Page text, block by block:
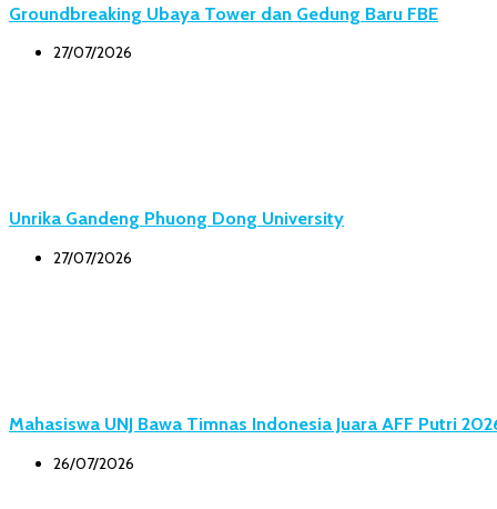
Groundbreaking Ubaya Tower dan Gedung Baru FBE
27/07/2026
Unrika Gandeng Phuong Dong University
27/07/2026
Mahasiswa UNJ Bawa Timnas Indonesia Juara AFF Putri
26/07/2026